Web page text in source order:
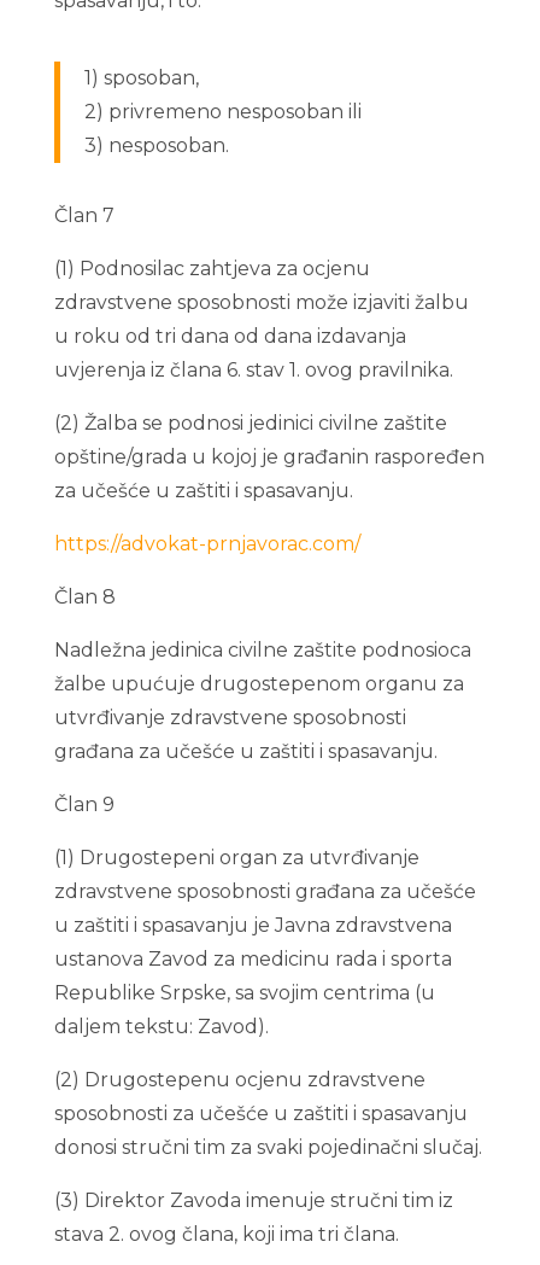
1) sposoban,
2) privremeno nesposoban ili
3) nesposoban.
Član 7
(1) Podnosilac zahtjeva za ocjenu
zdravstvene sposobnosti može izjaviti žalbu
u roku od tri dana od dana izdavanja
uvjerenja iz člana 6. stav 1. ovog pravilnika.
(2) Žalba se podnosi jedinici civilne zaštite
opštine/grada u kojoj je građanin raspoređen
za učešće u zaštiti i spasavanju.
https://advokat-prnjavorac.com/
Član 8
Nadležna jedinica civilne zaštite podnosioca
žalbe upućuje drugostepenom organu za
utvrđivanje zdravstvene sposobnosti
građana za učešće u zaštiti i spasavanju.
Član 9
(1) Drugostepeni organ za utvrđivanje
zdravstvene sposobnosti građana za učešće
u zaštiti i spasavanju je Javna zdravstvena
ustanova Zavod za medicinu rada i sporta
Republike Srpske, sa svojim centrima (u
daljem tekstu: Zavod).
(2) Drugostepenu ocjenu zdravstvene
sposobnosti za učešće u zaštiti i spasavanju
donosi stručni tim za svaki pojedinačni slučaj.
(3) Direktor Zavoda imenuje stručni tim iz
stava 2. ovog člana, koji ima tri člana.